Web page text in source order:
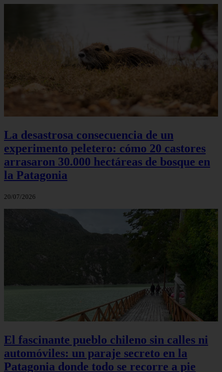
La desastrosa consecuencia de un
experimento peletero: cómo 20 castores
arrasaron 30.000 hectáreas de bosque en
la Patagonia
20/07/2026
El fascinante pueblo chileno sin calles ni
automóviles: un paraje secreto en la
Patagonia donde todo se recorre a pie